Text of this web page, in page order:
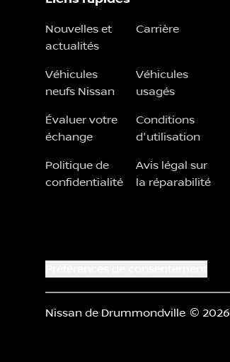
Nouvelles et
actualités
Carrière
Véhicules
neufs Nissan
Véhicules
usagés
Évaluer votre
échange
Conditions
d'utilisation
Politique de
confidentialité
Avis légal sur
la réparabilité
Nissan de Drummondville © 2026